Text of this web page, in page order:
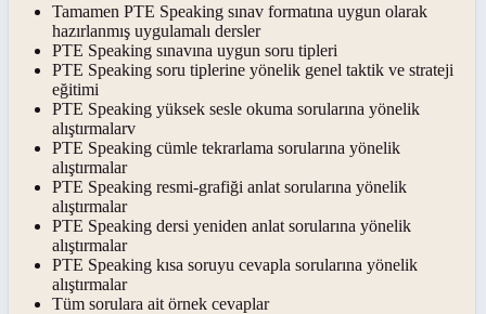
Tamamen PTE Speaking sınav formatına uygun olarak
hazırlanmış uygulamalı dersler
PTE Speaking sınavına uygun soru tipleri
PTE Speaking soru tiplerine yönelik genel taktik ve strateji
eğitimi
PTE Speaking yüksek sesle okuma sorularına yönelik
alıştırmalarv
PTE Speaking cümle tekrarlama sorularına yönelik
alıştırmalar
PTE Speaking resmi-grafiği anlat sorularına yönelik
alıştırmalar
PTE Speaking dersi yeniden anlat sorularına yönelik
alıştırmalar
PTE Speaking kısa soruyu cevapla sorularına yönelik
alıştırmalar
Tüm sorulara ait örnek cevaplar